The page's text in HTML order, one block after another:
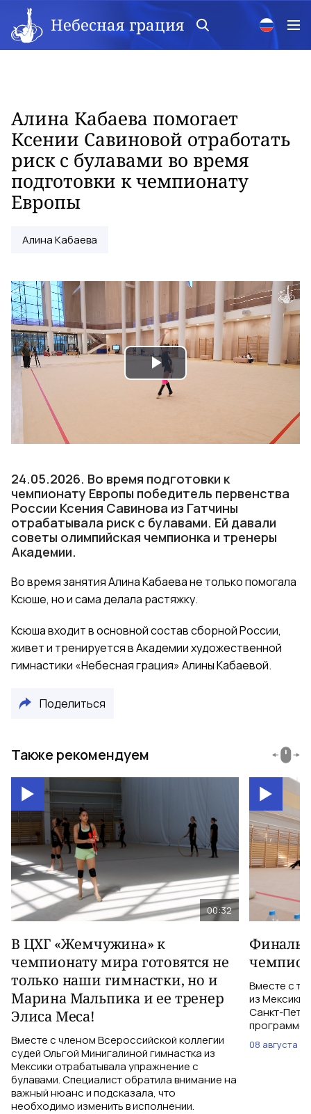
Небесная грация
Алина Кабаева помогает
Ксении Савиновой отработать
риск с булавами во время
подготовки к чемпионату
Европы
Алина Кабаева
Play
24.05.2026. Во время подготовки к
чемпионату Европы победитель первенства
России Ксения Савинова из Гатчины
отрабатывала риск с булавами. Ей давали
советы олимпийская чемпионка и тренеры
Академии.
Во время занятия Алина Кабаева не только помогала
Ксюше, но и сама делала растяжку.
Ксюша входит в основной состав сборной России,
живет и тренируется в Академии художественной
гимнастики «Небесная грация» Алины Кабаевой.
Поделиться
Также рекомендуем
00:32
В ЦХГ «Жемчужина» к
чемпионату мира готовятся не
только наши гимнастки, но и
Марина Мальпика и ее тренер
Элиса Меса!
Вместе с членом Всероссийской коллегии
судей Ольгой Минигалиной гимнастка из
Мексики отрабатывала упражнение с
булавами. Специалист обратила внимание на
важный нюанс и подсказала, что
необходимо изменить в исполнении.
Вместе с
из Мексики
Санкт-
программе
08 августа